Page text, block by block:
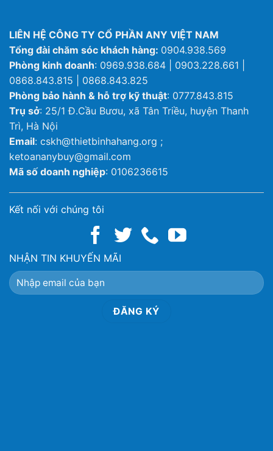
LIÊN HỆ CÔNG TY CỔ PHẦN ANY VIỆT NAM
Tổng đài chăm sóc khách hàng: 0904.938.569
Phòng kinh doanh: 0969.938.684 | 0903.228.661 |
0868.843.815 | 0868.843.825
Phòng bảo hành & hỗ trợ kỹ thuật: 0777.843.815
Trụ sở: 25/1 Đ.Cầu Bươu, xã Tân Triều, huyện Thanh
Trì, Hà Nội
Email: cskh@thietbinhahang.org ;
ketoananybuy@gmail.com
Mã số doanh nghiệp: 0106236615
Kết nối với chúng tôi
NHẬN TIN KHUYẾN MÃI